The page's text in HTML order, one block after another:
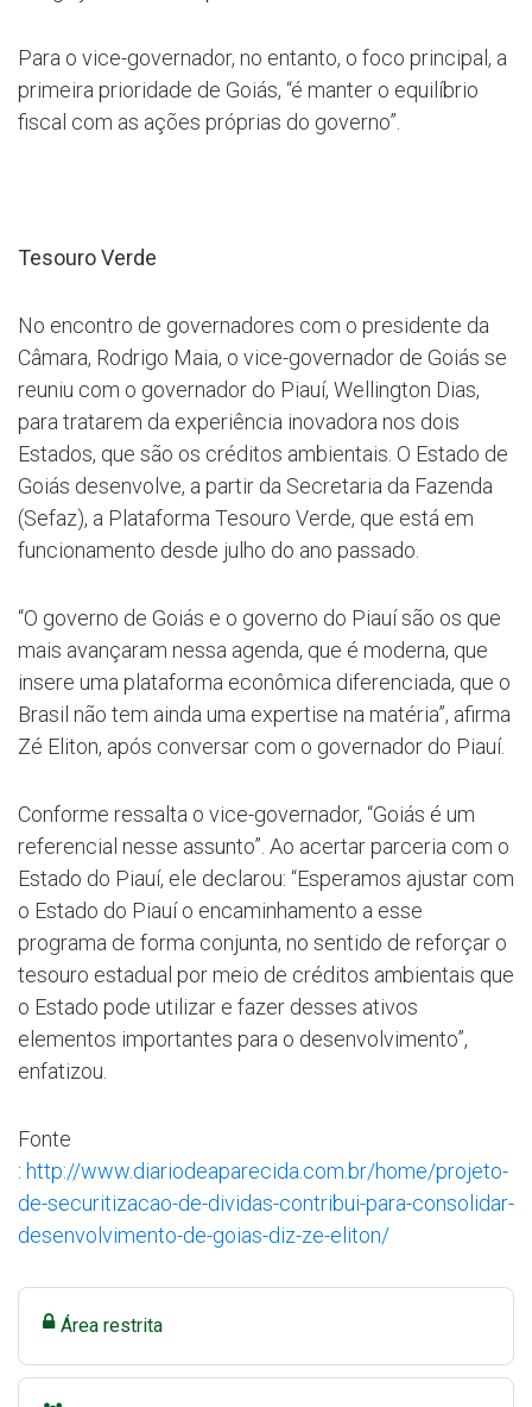
Para o vice-governador, no entanto, o foco principal, a
primeira prioridade de Goiás, “é manter o equilíbrio
fiscal com as ações próprias do governo”.
Tesouro Verde
No encontro de governadores com o presidente da
Câmara, Rodrigo Maia, o vice-governador de Goiás se
reuniu com o governador do Piauí, Wellington Dias,
para tratarem da experiência inovadora nos dois
Estados, que são os créditos ambientais. O Estado de
Goiás desenvolve, a partir da Secretaria da Fazenda
(Sefaz), a Plataforma Tesouro Verde, que está em
funcionamento desde julho do ano passado.
“O governo de Goiás e o governo do Piauí são os que
mais avançaram nessa agenda, que é moderna, que
insere uma plataforma econômica diferenciada, que o
Brasil não tem ainda uma expertise na matéria”, afirma
Zé Eliton, após conversar com o governador do Piauí.
Conforme ressalta o vice-governador, “Goiás é um
referencial nesse assunto”. Ao acertar parceria com o
Estado do Piauí, ele declarou: “Esperamos ajustar com
o Estado do Piauí o encaminhamento a esse
programa de forma conjunta, no sentido de reforçar o
tesouro estadual por meio de créditos ambientais que
o Estado pode utilizar e fazer desses ativos
elementos importantes para o desenvolvimento”,
enfatizou.
Fonte
: http://www.diariodeaparecida.com.br/home/projeto-
de-securitizacao-de-dividas-contribui-para-consolidar-
desenvolvimento-de-goias-diz-ze-eliton/
Área restrita